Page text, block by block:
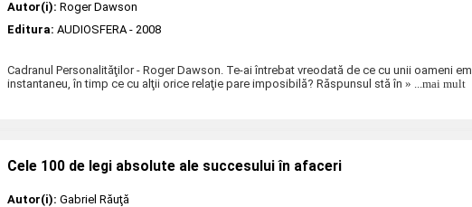
Autor(i): Roger Dawson
Editura: AUDIOSFERA - 2008
Cadranul Personalităţilor - Roger Dawson. Te-ai întrebat vreodată de ce cu unii oameni
instantaneu, în timp ce cu alţii orice relaţie pare imposibilă? Răspunsul stă în » ...mai mult
Cele 100 de legi absolute ale succesului în afaceri
Autor(i): Gabriel Răuţă